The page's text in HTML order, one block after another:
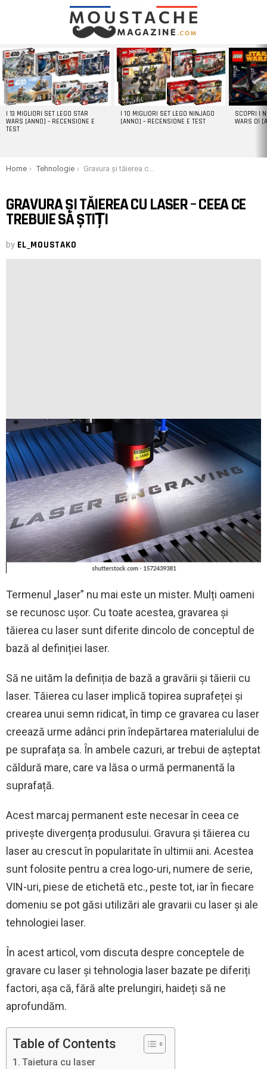
LATEST
STORIES
I 13 MIGLIORI SET LEGO STAR
WARS [ANNO] – RECENSIONE E
TEST
I 10 MIGLIORI SET LEGO NINJAGO
[ANNO] – RECENSIONE E TEST
SCOPRI I
WARS DI
You are here:
Home Tehnologie Gravura și tăierea cu laser – ceea ce trebuie să știți
GRAVURA ȘI TĂIEREA CU LASER – CEEA CE
TREBUIE SĂ ȘTIȚI
by EL_MOUSTAKO
Termenul „laser” nu mai este un mister. Mulți oameni
se recunosc ușor. Cu toate acestea, gravarea și
tăierea cu laser sunt diferite dincolo de conceptul de
bază al definiției laser.
Să ne uităm la definiția de bază a gravării și tăierii cu
laser. Tăierea cu laser implică topirea suprafeței și
crearea unui semn ridicat, în timp ce gravarea cu laser
creează urme adânci prin îndepărtarea materialului de
pe suprafața sa. În ambele cazuri, ar trebui de așteptat
căldură mare, care va lăsa o urmă permanentă la
suprafață.
Acest marcaj permanent este necesar în ceea ce
privește divergența produsului. Gravura și tăierea cu
laser au crescut în popularitate în ultimii ani. Acestea
sunt folosite pentru a crea logo-uri, numere de serie,
VIN-uri, piese de etichetă etc., peste tot, iar în fiecare
domeniu se pot găsi utilizări ale gravarii cu laser și ale
tehnologiei laser.
În acest articol, vom discuta despre conceptele de
gravare cu laser și tehnologia laser bazate pe diferiți
factori, așa că, fără alte prelungiri, haideți să ne
aprofundăm.
Table of Contents
Taietura cu laser